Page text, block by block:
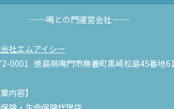
──鳴との門運営会社 ──
社エムアイシー
0001 徳島県鳴門市撫養町黒崎松島45番地61
業内容】